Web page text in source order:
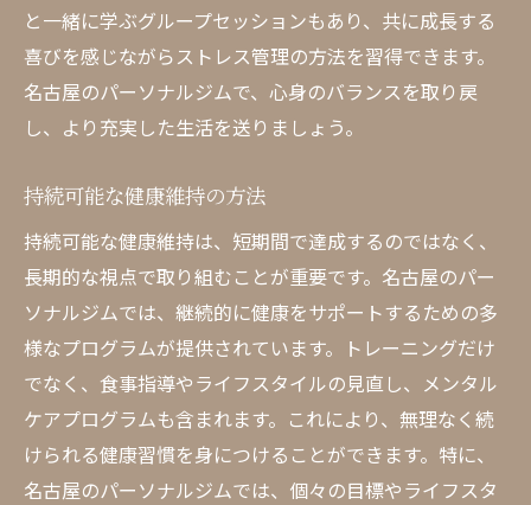
と一緒に学ぶグループセッションもあり、共に成長する
喜びを感じながらストレス管理の方法を習得できます。
名古屋のパーソナルジムで、心身のバランスを取り戻
し、より充実した生活を送りましょう。
持続可能な健康維持の方法
持続可能な健康維持は、短期間で達成するのではなく、
長期的な視点で取り組むことが重要です。名古屋のパー
ソナルジムでは、継続的に健康をサポートするための多
様なプログラムが提供されています。トレーニングだけ
でなく、食事指導やライフスタイルの見直し、メンタル
ケアプログラムも含まれます。これにより、無理なく続
けられる健康習慣を身につけることができます。特に、
名古屋のパーソナルジムでは、個々の目標やライフスタ